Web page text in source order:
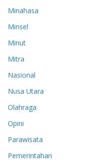
Minahasa
Minsel
Minut
Mitra
Nasional
Nusa Utara
Olahraga
Opini
Parawisata
Pemerintahan